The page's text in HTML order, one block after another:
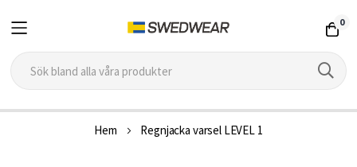
0
Hem Regnjacka varsel LEVEL 1